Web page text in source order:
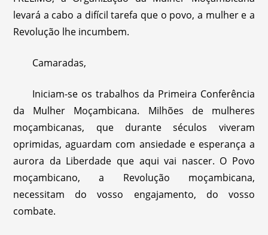
levará a cabo a difícil tarefa que o povo, a mulher e a
Revolução lhe incumbem.
Camaradas,
Iniciam-se os trabalhos da Primeira Conferência
da Mulher Moçambicana. Milhões de mulheres
moçambicanas, que durante séculos viveram
oprimidas, aguardam com ansiedade e esperança a
aurora da Liberdade que aqui vai nascer. O Povo
moçambicano, a Revolução moçambicana,
necessitam do vosso engajamento, do vosso
combate.